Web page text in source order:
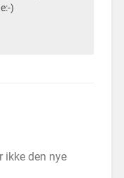
)
ikke den nye